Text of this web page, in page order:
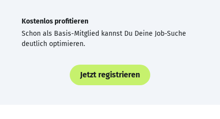
Kostenlos profitieren
Schon als Basis-Mitglied kannst Du Deine Job-Suche
deutlich optimieren.
Jetzt registrieren